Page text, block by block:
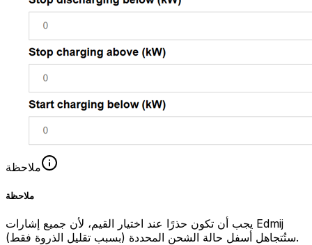
ملاحظة
ملاحظة
يجب أن تكون حذرًا عند اختيار القيم، لأن جميع إشارات Edmij
ستُتجاهل أسفل حالة الشحن المحددة (بسبب تقليل الذروة فقط).